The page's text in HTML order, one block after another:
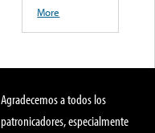
More
Agradecemos a todos los
patronicadores, especialmente